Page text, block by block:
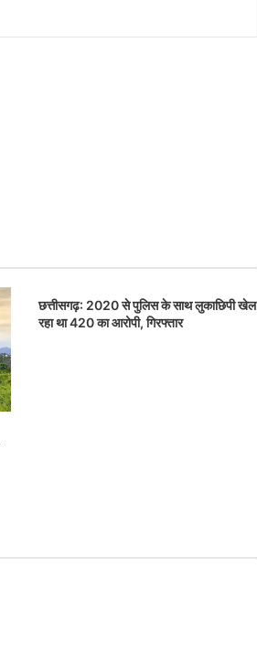
छत्तीसगढ़: 2020 से पुलिस के साथ लुकाछिपी खेल
रहा था 420 का आरोपी, गिरफ्तार